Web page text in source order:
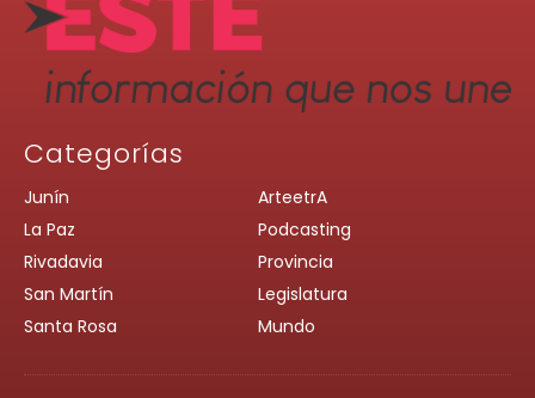
Categorías
Junín
La Paz
Rivadavia
San Martín
Santa Rosa
ArteetrA
Podcasting
Provincia
Legislatura
Mundo